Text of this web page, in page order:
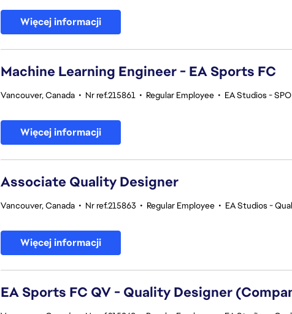
Więcej informacji
Machine Learning Engineer - EA Sports FC
Vancouver, Canada • Nr ref.215861 • Regular Employee • EA Studios -
Więcej informacji
Associate Quality Designer
Vancouver, Canada • Nr ref.215863 • Regular Employee • EA Studios -
Więcej informacji
EA Sports FC QV - Quality Designer